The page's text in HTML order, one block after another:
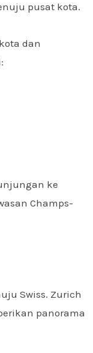
pusat kota.
dan
ke
Champs-
Swiss. Zurich
panorama